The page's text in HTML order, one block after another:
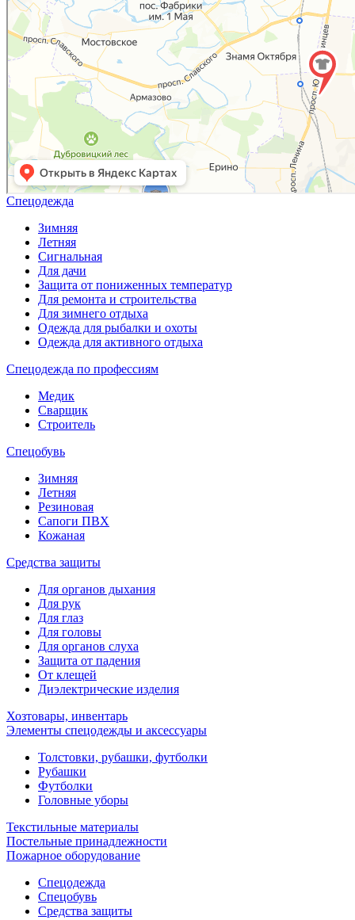
Спецодежда
Зимняя
Летняя
Сигнальная
Для дачи
Защита от пониженных температур
Для ремонта и строительства
Для зимнего отдыха
Одежда для рыбалки и охоты
Одежда для активного отдыха
Спецодежда по профессиям
Медик
Сварщик
Строитель
Спецобувь
Зимняя
Летняя
Резиновая
Сапоги ПВХ
Кожаная
Средства защиты
Для органов дыхания
Для рук
Для глаз
Для головы
Для органов слуха
Защита от падения
От клещей
Диэлектрические изделия
Хозтовары, инвентарь
Элементы спецодежды и аксессуары
Толстовки, рубашки, футболки
Рубашки
Футболки
Головные уборы
Текстильные материалы
Постельные принадлежности
Пожарное оборудование
Спецодежда
Спецобувь
Средства защиты